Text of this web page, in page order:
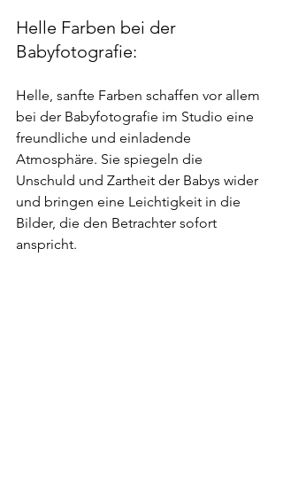
Helle Farben bei der
Babyfotografie:
Helle, sanfte Farben schaffen vor allem
bei der Babyfotografie im Studio eine
freundliche und einladende
Atmosphäre. Sie spiegeln die
Unschuld und Zartheit der Babys wider
und bringen eine Leichtigkeit in die
Bilder, die den Betrachter sofort
anspricht.